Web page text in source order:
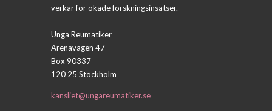
verkar för ökade forskningsinsatser.
Unga Reumatiker
Arenavägen 47
Box 90337
120 25 Stockholm
kansliet@ungareumatiker.se